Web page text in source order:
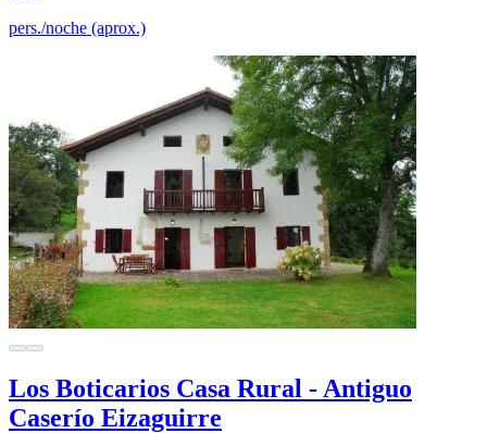
pers./noche (aprox.)
Los Boticarios Casa Rural - Antiguo
Caserío Eizaguirre